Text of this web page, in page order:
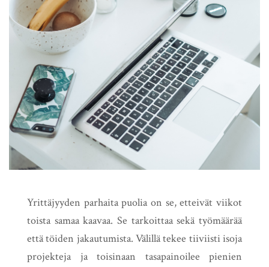
Yrittäjyyden parhaita puolia on se, etteivät viikot
toista samaa kaavaa. Se tarkoittaa sekä työmäärää
että töiden jakautumista. Välillä tekee tiiviisti isoja
projekteja ja toisinaan tasapainoilee pienien